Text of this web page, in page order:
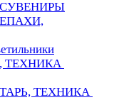
ТЕХНИКА
ТЕХНИКА